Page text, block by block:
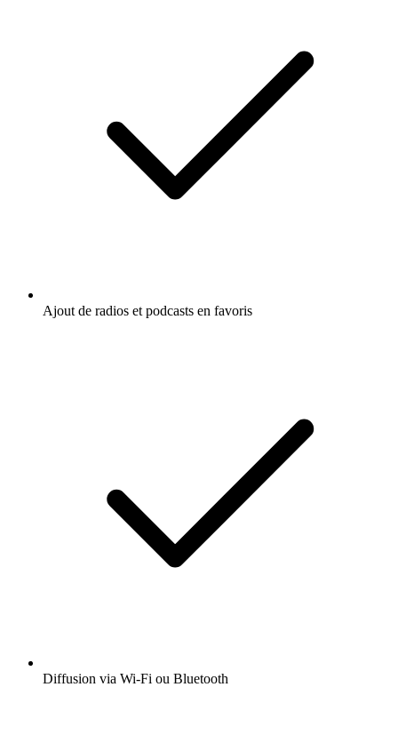
Ajout de radios et podcasts en favoris
Diffusion via Wi-Fi ou Bluetooth